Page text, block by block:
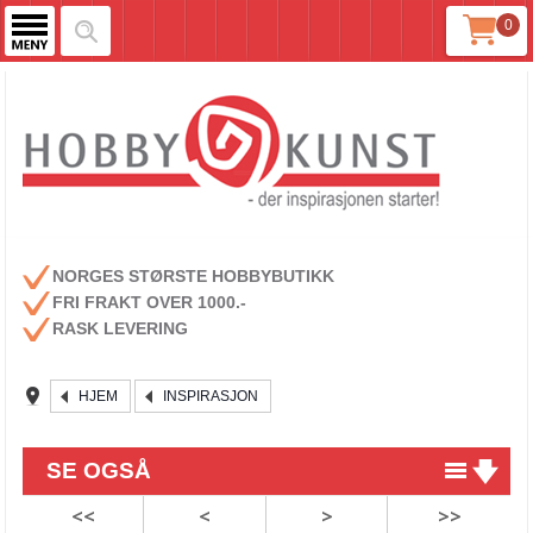
0
NORGES STØRSTE HOBBYBUTIKK
FRI FRAKT OVER 1000.-
RASK LEVERING
HJEM INSPIRASJON
SE OGSÅ
Luminance erstatter Prismacolor
<< < > >>